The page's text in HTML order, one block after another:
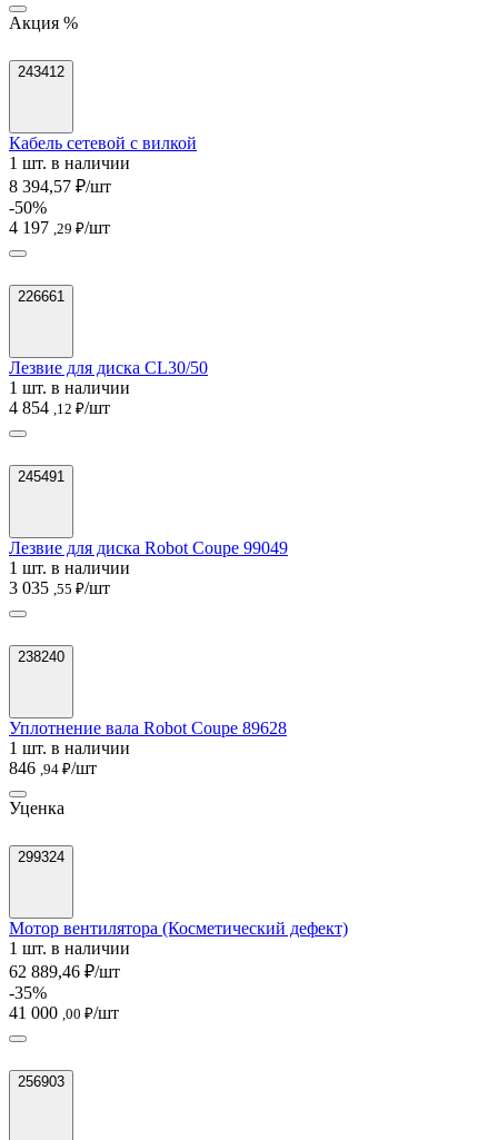
Акция %
243412
Кабель сетевой с вилкой
1 шт. в наличии
8 394,57 ₽/шт
-50%
4 197 ,29 ₽/шт
226661
Лезвие для диска CL30/50
1 шт. в наличии
4 854 ,12 ₽/шт
245491
Лезвие для диска Robot Coupe 99049
1 шт. в наличии
3 035 ,55 ₽/шт
238240
Уплотнение вала Robot Coupe 89628
1 шт. в наличии
846 ,94 ₽/шт
Уценка
299324
Мотор вентилятора (Косметический дефект)
1 шт. в наличии
62 889,46 ₽/шт
-35%
41 000 ,00 ₽/шт
256903